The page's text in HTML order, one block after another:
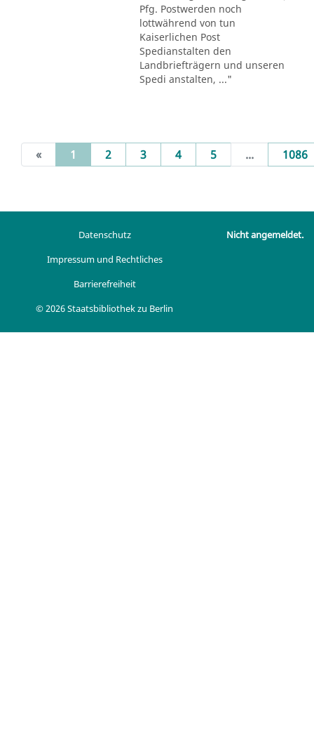
Pfg. Postwerden noch
lottwährend von tun
Kaiserlichen Post
Spedianstalten den
Landbriefträgern und unseren
Spedi anstalten, ..."
« 1 (current)
2 3 4 5 ... 1086
Datenschutz
Impressum und Rechtliches
Barrierefreiheit
© 2026 Staatsbibliothek zu Berlin
Nicht angemeldet.